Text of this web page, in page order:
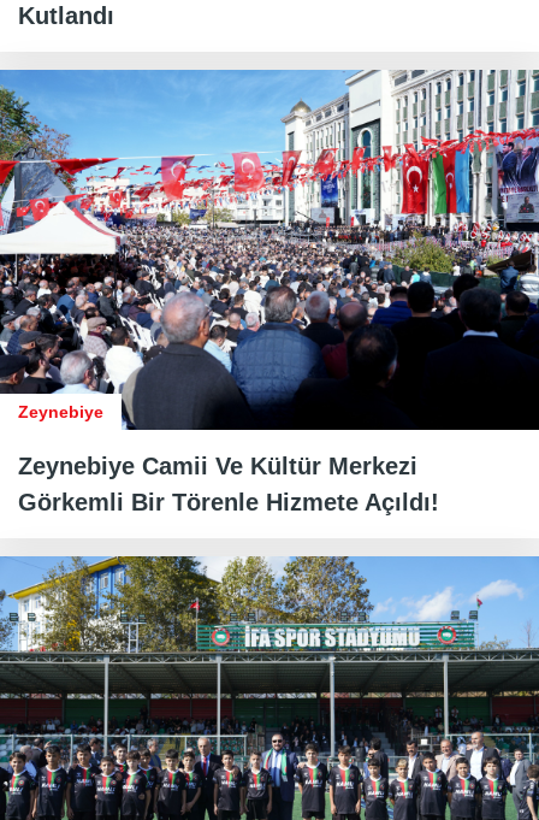
Kutlandı
Zeynebiye
Zeynebiye Camii Ve Kültür Merkezi
Görkemli Bir Törenle Hizmete Açıldı!